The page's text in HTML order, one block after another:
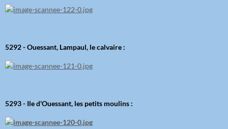
5292 - Ouessant, Lampaul, le calvaire :
5293 - Ile d'Ouessant, les petits moulins :